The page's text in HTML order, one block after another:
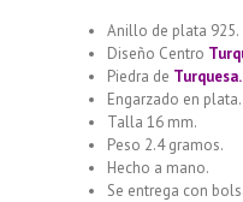
Anillo de plata 925.
Diseño Centro
Piedra de Turquesa.
Engarzado en plata.
Talla 16 mm.
Peso 2.4 gramos.
Hecho a mano.
Se entrega con